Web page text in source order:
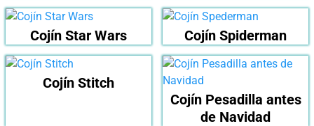
Cojín Star Wars Cojín Spiderman
Cojín Stitch
Cojín Pesadilla antes
de Navidad